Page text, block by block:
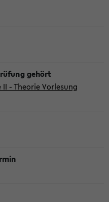
II - Theorie Vorlesung